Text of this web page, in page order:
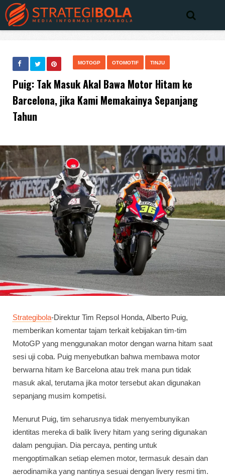
MOTOGP OTOMOTIF TINJU
Puig: Tak Masuk Akal Bawa Motor Hitam ke
Barcelona, jika Kami Memakainya Sepanjang
Tahun
Strategibola-Direktur Tim Repsol Honda, Alberto Puig,
memberikan komentar tajam terkait kebijakan tim-tim
MotoGP yang menggunakan motor dengan warna hitam saat
sesi uji coba. Puig menyebutkan bahwa membawa motor
berwarna hitam ke Barcelona atau trek mana pun tidak
masuk akal, terutama jika motor tersebut akan digunakan
sepanjang musim kompetisi.
Menurut Puig, tim seharusnya tidak menyembunyikan
identitas mereka di balik livery hitam yang sering digunakan
dalam pengujian. Dia percaya, penting untuk
mengoptimalkan setiap elemen motor, termasuk desain dan
aerodinamika yang nantinya sesuai dengan livery resmi tim.